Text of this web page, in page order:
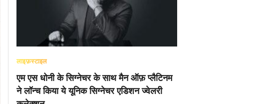
लाइफ़स्टाइल
एम एस धोनी के सिग्नेचर के साथ मैन ऑफ़ प्लैटिनम
ने लॉन्च किया ये यूनिक सिग्नेचर एडिशन ज्वेलरी